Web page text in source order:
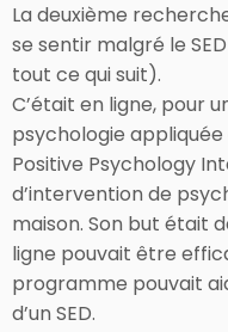
La deuxième
se sentir malgré le
tout ce qui suit).
C’était en ligne, pour
psychologie appliquée
Positive Psychology
d’intervention de
maison. Son but était
ligne pouvait être
programme pouvait
d’un SED.